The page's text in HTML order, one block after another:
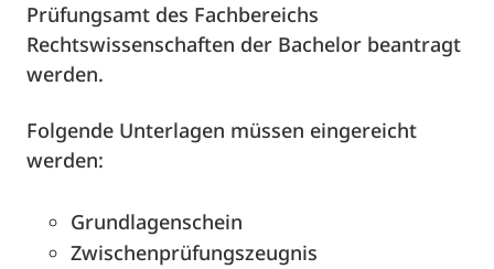
Prüfungsamt des Fachbereichs
Rechtswissenschaften der Bachelor beantragt
werden.
Folgende Unterlagen müssen eingereicht
werden:
Grundlagenschein
Zwischenprüfungszeugnis